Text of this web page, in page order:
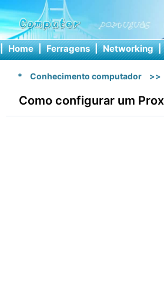
| Home | Ferragens | Networking |
* Conhecimento computador >>
Como configurar um